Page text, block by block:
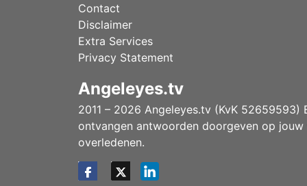
Contact
Disclaimer
Extra Services
Privacy Statement
Angeleyes.tv
2011 – 2026 Angeleyes.tv (KvK
ontvangen antwoorden doorgeven op
overledenen.